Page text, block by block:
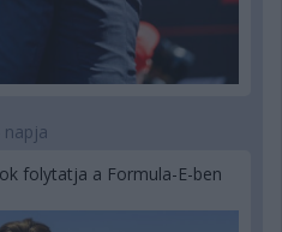
napja
folytatja a Formula-E-ben